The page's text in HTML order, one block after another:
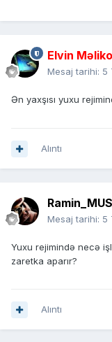
Elvin
Mesaj tarihi: 5
Ən yaxşısı yuxu
Alıntı
Mesaj tarihi: 5
Yuxu rejimində necə
zaretka aparır?
Alıntı